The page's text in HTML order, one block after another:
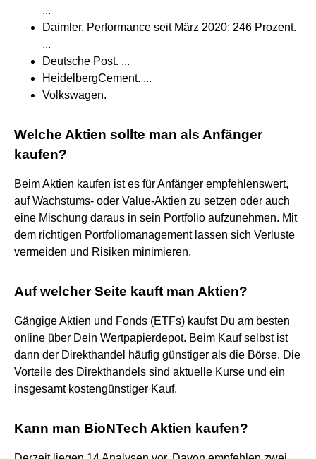
...
Daimler. Performance seit März 2020: 246 Prozent.
...
Deutsche Post. ...
HeidelbergCement. ...
Volkswagen.
Welche Aktien sollte man als Anfänger
kaufen?
Beim Aktien kaufen ist es für Anfänger empfehlenswert,
auf Wachstums- oder Value-Aktien zu setzen oder auch
eine Mischung daraus in sein Portfolio aufzunehmen. Mit
dem richtigen Portfoliomanagement lassen sich Verluste
vermeiden und Risiken minimieren.
Auf welcher Seite kauft man Aktien?
Gängige Aktien und Fonds (ETFs) kaufst Du am besten
online über Dein Wertpapierdepot. Beim Kauf selbst ist
dann der Direkthandel häufig günstiger als die Börse. Die
Vorteile des Direkthandels sind aktuelle Kurse und ein
insgesamt kostengünstiger Kauf.
Kann man BioNTech Aktien kaufen?